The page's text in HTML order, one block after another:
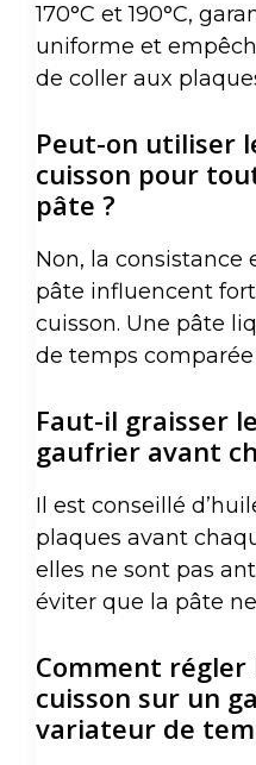
170°C et 190°C,
uniforme et
de coller aux
Peut-on utiliser
cuisson pour
pâte ?
Non, la consistance
pâte influencent
cuisson. Une pâte
de temps
Faut-il graisser
gaufrier avant
Il est conseillé
plaques avant
elles ne sont pas
éviter que la pâte
Comment régler
cuisson sur un
variateur de